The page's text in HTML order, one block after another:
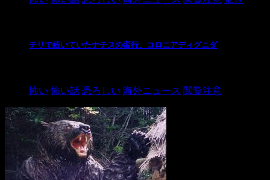
チリで続いていたナチスの蛮行、コロニアディグニダ
怖い 怖い話 恐ろしい 海外ニュース 閲覧注意